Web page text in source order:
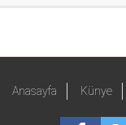
Anasayfa Künye